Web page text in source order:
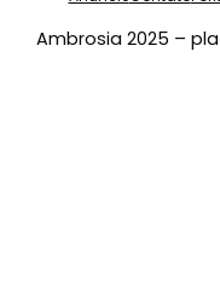
Ambrosia 2025 –